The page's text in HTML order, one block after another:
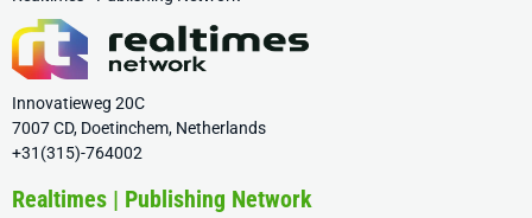
Innovatieweg 20C
7007 CD, Doetinchem, Netherlands
+31(315)-764002
Realtimes | Publishing Network